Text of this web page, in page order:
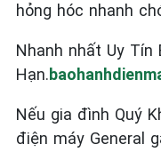
hỏng hóc nhanh
Nhanh nhất Uy Tín
Hạn.
Nếu gia đình Quý
điện máy General